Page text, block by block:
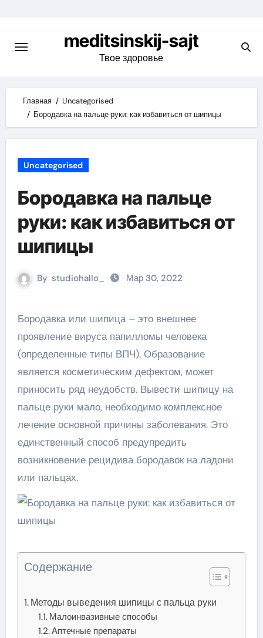
content
meditsinskij-sajt
Твое здоровье
Главная
Uncategorised
Бородавка на пальце руки: как избавиться от шипицы
Uncategorised
Бородавка на пальце
руки: как избавиться от
шипицы
By studiohallo_ Мар 30, 2022
Бородавка или шипица – это внешнее
проявление вируса папилломы человека
(определенные типы ВПЧ). Образование
является косметическим дефектом, может
приносить ряд неудобств. Вывести шипицу на
пальце руки мало, необходимо комплексное
лечение основной причины заболевания. Это
единственный способ предупредить
возникновение рецидива бородавок на ладони
или пальцах.
Содержание
Методы выведения шипицы с пальца руки
Малоинвазивные способы
Аптечные препараты